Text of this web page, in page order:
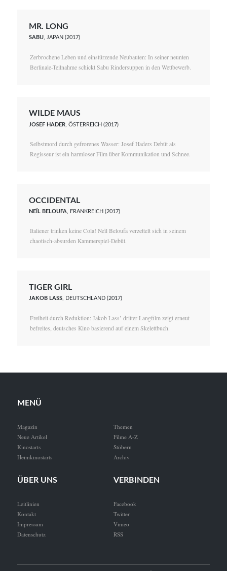
MR. LONG
SABU, JAPAN (2017)
Zerbrochene Leben und einstürzende Neubauten: In seiner neunten
Berlinale-Teilnahme schickt Sabu Rindersuppen in den Wettbewerb.
WILDE MAUS
JOSEF HADER , ÖSTERREICH (2017)
Selbstmord durch gefrorenes Wasser: Josef Haders Debüt als
Regisseur ist ein harmloser Film über Kommunikation und Schnee.
OCCIDENTAL
NEÏL BELOUFA , FRANKREICH (2017)
Italiener trinken keine Cola! Neïl Beloufa verzettelt sich in seinem
chaotisch-absurden Kammerspiel-Debüt.
TIGER GIRL
JAKOB LASS, DEUTSCHLAND (2017)
Freiheit durch Reduktion: Jakob Lass’ dritter Langfilm zeigt erneut
befreites, deutsches Kino basierend auf einem Skelettbuch.
MENÜ
Magazin
Neue Artikel
Kinostarts
Heimkinostarts
Themen
Filme A-Z
Stöbern
Archiv
ÜBER UNS
Leitlinien
Kontakt
Impressum
Datenschutz
VERBINDEN
Facebook
Twitter
Vimeo
RSS